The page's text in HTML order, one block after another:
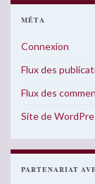
MÉTA
Connexion
Flux des
Flux des
Site de
PARTENARIAT